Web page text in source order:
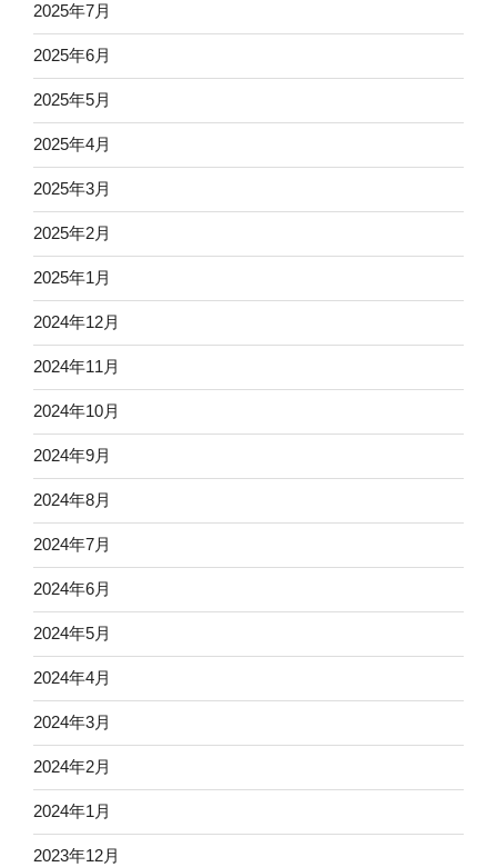
2025年7月
2025年6月
2025年5月
2025年4月
2025年3月
2025年2月
2025年1月
2024年12月
2024年11月
2024年10月
2024年9月
2024年8月
2024年7月
2024年6月
2024年5月
2024年4月
2024年3月
2024年2月
2024年1月
2023年12月